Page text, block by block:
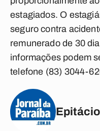
estagiados. O
seguro contra
remunerado de 30
informações podem
telefone (83) 3044-